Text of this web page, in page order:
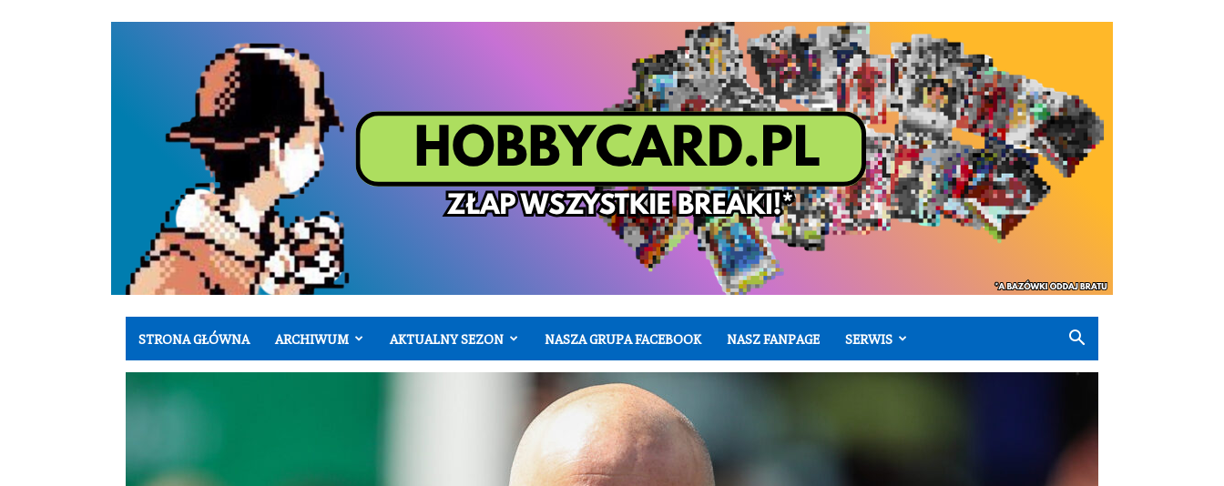
STRONA GŁÓWNA ARCHIWUM AKTUALNY SEZON NASZA GRUPA FACEBOOK NASZ FANPAGE SERWIS